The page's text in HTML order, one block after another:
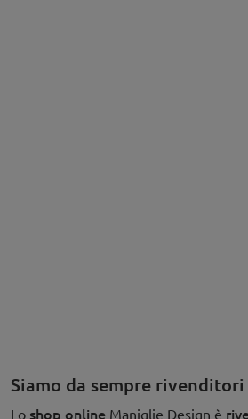
Siamo da sempre
Lo shop online Maniglie Design è